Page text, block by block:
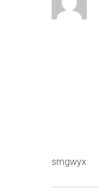
smgwyx